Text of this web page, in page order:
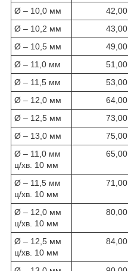
Ø – 10,0 мм
42,00
Ø – 10,2 мм
43,00
Ø – 10,5 мм
49,00
Ø – 11,0 мм
51,00
Ø – 11,5 мм
53,00
Ø – 12,0 мм
64,00
Ø – 12,5 мм
73,00
Ø – 13,0 мм
75,00
Ø – 11,0 мм
ц/хв. 10 мм
65,00
Ø – 11,5 мм
ц/хв. 10 мм
71,00
Ø – 12,0 мм
ц/хв. 10 мм
80,00
Ø – 12,5 мм
ц/хв. 10 мм
84,00